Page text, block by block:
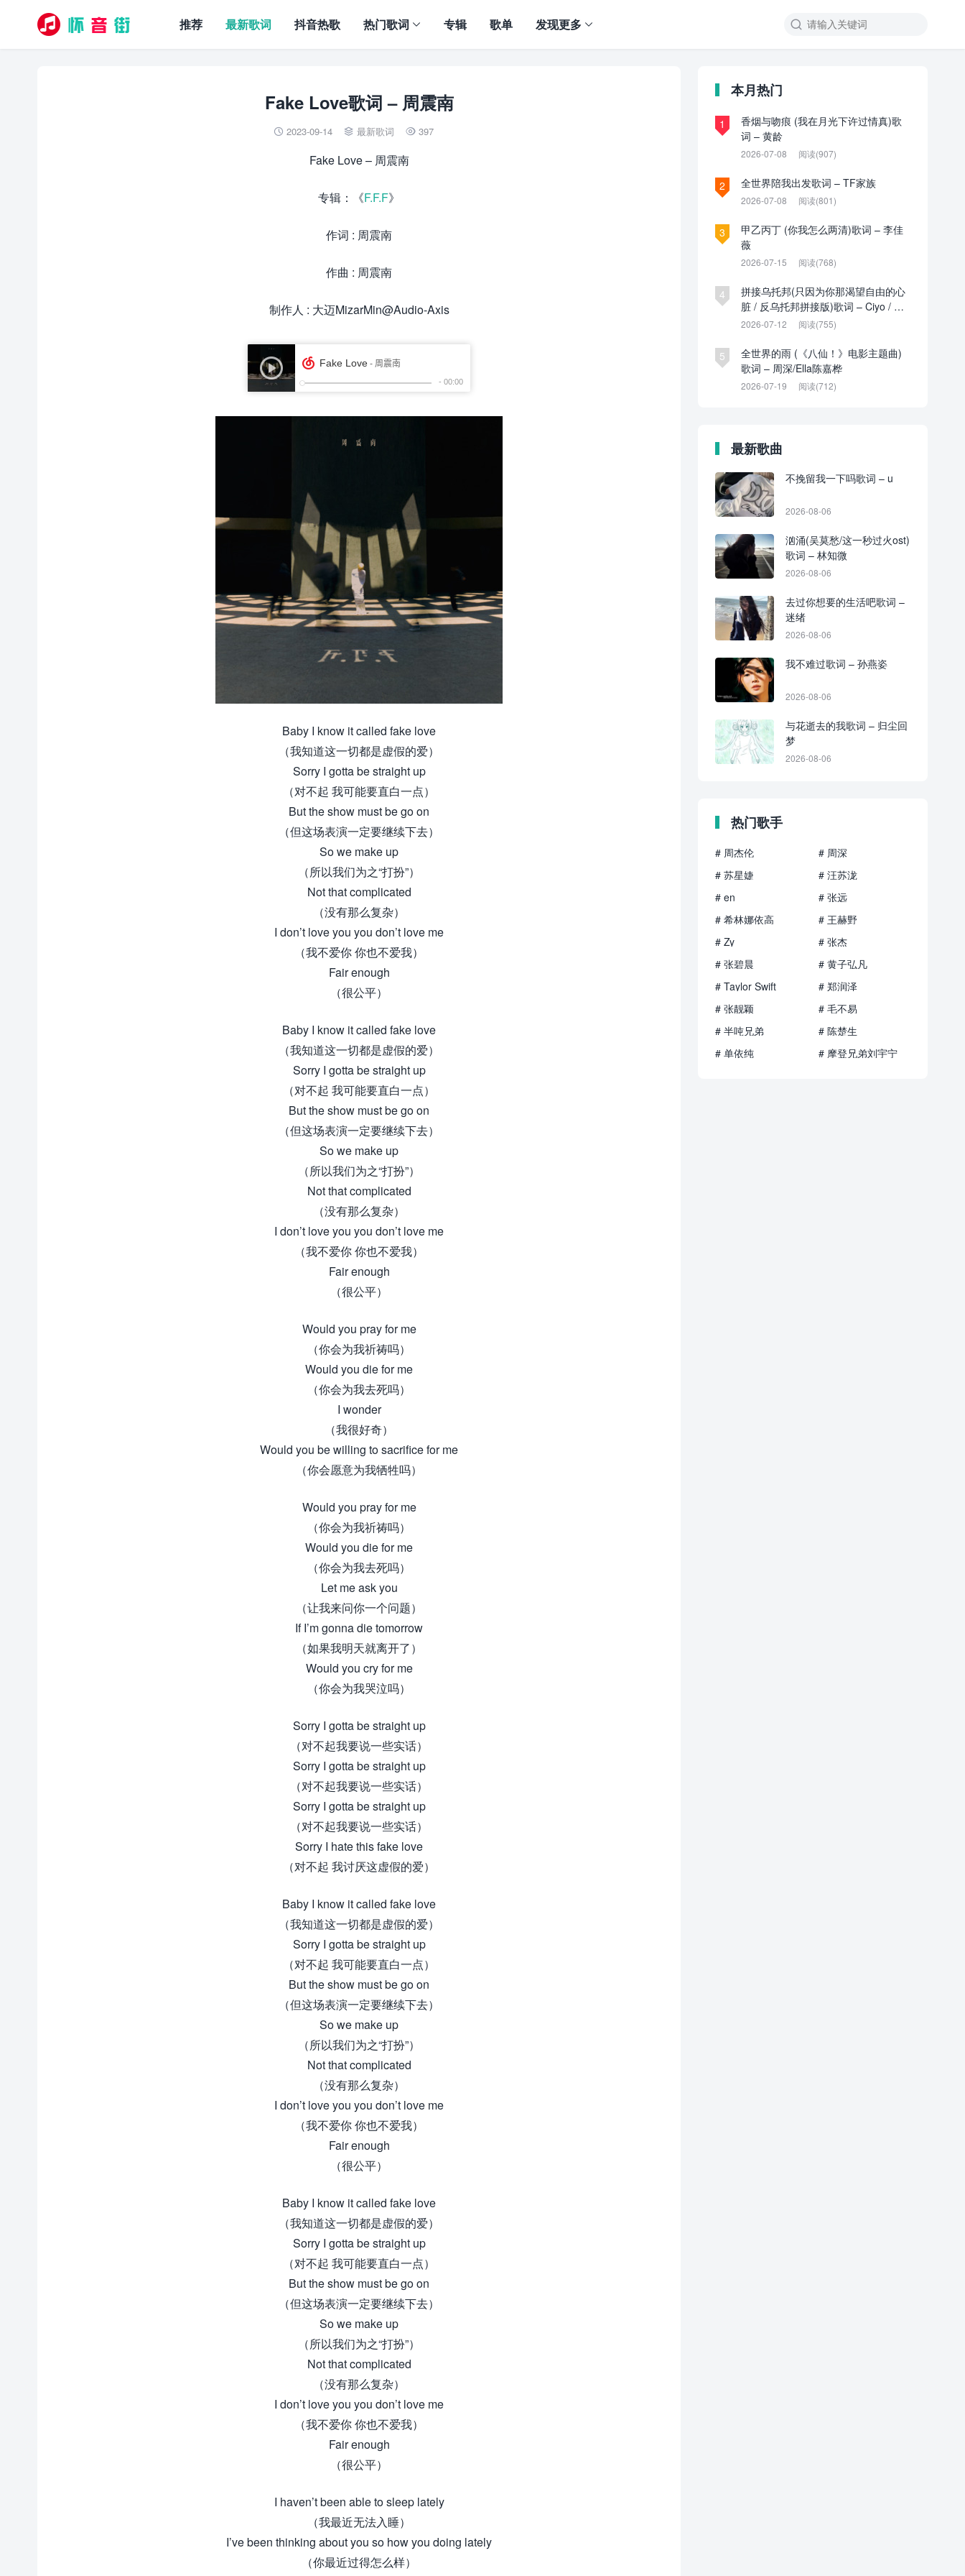

推荐 最新歌词 抖音热歌 热门歌词 专辑 歌单 发现更多
Fake Love歌词 – 周震南
 2023-09-14  最新歌词  397
Fake Love – 周震南
专辑：《F.F.F》
作词 : 周震南
作曲 : 周震南
制作人 : 大迈MizarMin@Audio-Axis
Baby I know it called fake love
（我知道这一切都是虚假的爱）
Sorry I gotta be straight up
（对不起 我可能要直白一点）
But the show must be go on
（但这场表演一定要继续下去）
So we make up
（所以我们为之“打扮”）
Not that complicated
（没有那么复杂）
I don’t love you you don’t love me
（我不爱你 你也不爱我）
Fair enough
（很公平）
Baby I know it called fake love
（我知道这一切都是虚假的爱）
Sorry I gotta be straight up
（对不起 我可能要直白一点）
But the show must be go on
（但这场表演一定要继续下去）
So we make up
（所以我们为之“打扮”）
Not that complicated
（没有那么复杂）
I don’t love you you don’t love me
（我不爱你 你也不爱我）
Fair enough
（很公平）
Would you pray for me
（你会为我祈祷吗）
Would you die for me
（你会为我去死吗）
I wonder
（我很好奇）
Would you be willing to sacrifice for me
（你会愿意为我牺牲吗）
Would you pray for me
（你会为我祈祷吗）
Would you die for me
（你会为我去死吗）
Let me ask you
（让我来问你一个问题）
If I’m gonna die tomorrow
（如果我明天就离开了）
Would you cry for me
（你会为我哭泣吗）
Sorry I gotta be straight up
（对不起我要说一些实话）
Sorry I gotta be straight up
（对不起我要说一些实话）
Sorry I gotta be straight up
（对不起我要说一些实话）
Sorry I hate this fake love
（对不起 我讨厌这虚假的爱）
Baby I know it called fake love
（我知道这一切都是虚假的爱）
Sorry I gotta be straight up
（对不起 我可能要直白一点）
But the show must be go on
（但这场表演一定要继续下去）
So we make up
（所以我们为之“打扮”）
Not that complicated
（没有那么复杂）
I don’t love you you don’t love me
（我不爱你 你也不爱我）
Fair enough
（很公平）
Baby I know it called fake love
（我知道这一切都是虚假的爱）
Sorry I gotta be straight up
（对不起 我可能要直白一点）
But the show must be go on
（但这场表演一定要继续下去）
So we make up
（所以我们为之“打扮”）
Not that complicated
（没有那么复杂）
I don’t love you you don’t love me
（我不爱你 你也不爱我）
Fair enough
（很公平）
I haven’t been able to sleep lately
（我最近无法入睡）
I’ve been thinking about you so how you doing lately
（你最近过得怎么样）
本月热门
1
香烟与吻痕 (我在月光下许过情真)歌
词 – 黄龄
2026-07-08 阅读(907)
2 全世界陪我出发歌词 – TF家族
2026-07-08 阅读(801)
3
甲乙丙丁 (你我怎么两清)歌词 – 李佳
薇
2026-07-15 阅读(768)
4
拼接乌托邦(只因为你那渴望自由的心
脏 / 反乌托邦拼接版)歌词 – Ciyo / 见
过夏天P / 乌托邦P
2026-07-12 阅读(755)
5
全世界的雨 (《八仙！》电影主题曲)
歌词 – 周深/Ella陈嘉桦
2026-07-19 阅读(712)
最新歌曲
不挽留我一下吗歌词 – u
2026-08-06
汹涌(吴莫愁/这一秒过火ost)
歌词 – 林知微
2026-08-06
去过你想要的生活吧歌词 –
迷绪
2026-08-06
我不难过歌词 – 孙燕姿
2026-08-06
与花逝去的我歌词 – 归尘回
梦
2026-08-06
热门歌手
# 周杰伦
# 周深
# 苏星婕
# 汪苏泷
# en
# 张远
# 希林娜依高
# 王赫野
# Zy
# 张杰
# 张碧晨
# 黄子弘凡
# Taylor Swift
# 郑润泽
# 张靓颖
# 毛不易
# 半吨兄弟
# 陈楚生
# 单依纯
# 摩登兄弟刘宇宁